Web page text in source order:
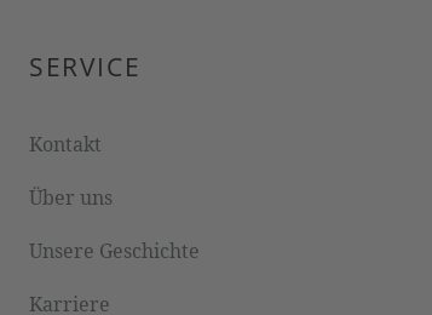
SERVICE
Kontakt
Über uns
Unsere Geschichte
Karriere